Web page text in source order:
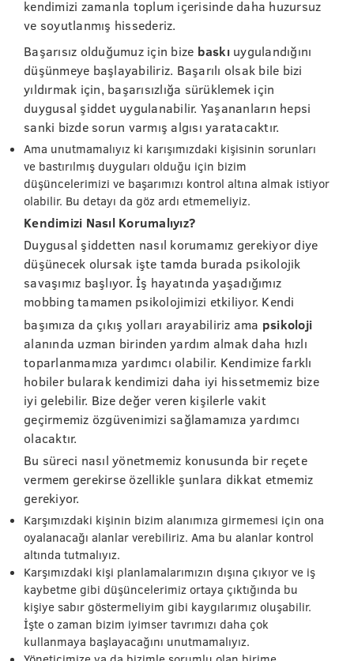
kendimizi zamanla toplum içerisinde daha huzursuz
ve soyutlanmış hissederiz.
Başarısız olduğumuz için bize baskıuygulandığını
düşünmeye başlayabiliriz. Başarılı olsak bile bizi
yıldırmak için, başarısızlığa sürüklemek için
duygusal şiddet uygulanabilir. Yaşananların hepsi
sanki bizde sorun varmış algısı yaratacaktır.
Ama unutmamalıyız ki karışımızdaki kişisinin sorunları
ve bastırılmış duyguları olduğu için bizim
düşüncelerimizi ve başarımızı kontrol altına almak istiyor
olabilir. Bu detayı da göz ardı etmemeliyiz.
Kendimizi Nasıl Korumalıyız?
Duygusal şiddetten nasıl korumamız gerekiyor diye
düşünecek olursak işte tamda burada psikolojik
savaşımız başlıyor. İş hayatında yaşadığımız
mobbing tamamen psikolojimizi etkiliyor. Kendi
başımıza da çıkış yolları arayabiliriz ama psikoloji
alanında uzman birinden yardım almak daha hızlı
toparlanmamıza yardımcı olabilir. Kendimize farklı
hobiler bularak kendimizi daha iyi hissetmemiz bize
iyi gelebilir. Bize değer veren kişilerle vakit
geçirmemiz özgüvenimizi sağlamamıza yardımcı
olacaktır.
Bu süreci nasıl yönetmemiz konusunda bir reçete
vermem gerekirse özellikle şunlara dikkat etmemiz
gerekiyor.
Karşımızdaki kişinin bizim alanımıza girmemesi için ona
oyalanacağı alanlar verebiliriz. Ama bu alanlar kontrol
altında tutmalıyız.
Karşımızdaki kişi planlamalarımızın dışına çıkıyor ve iş
kaybetme gibi düşüncelerimiz ortaya çıktığında bu
kişiye sabır göstermeliyim gibi kaygılarımız oluşabilir.
İşte o zaman bizim iyimser tavrımızı daha çok
kullanmaya başlayacağını unutmamalıyız.